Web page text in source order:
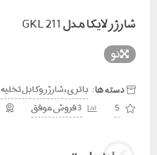
شارژر لایکا مدل GKL 211
نو
دسته ها: باتری ، شارژر و کابل تخلیه
5
3 فروش موفق